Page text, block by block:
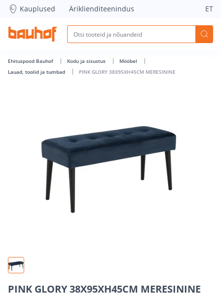
PINK GLORY 38X95XH45CM MERESININE - Bauhof has
Kauplused Äriklienditeenindus ET
Ehituspood Bauhof Kodu ja sisustus
Mööbel
Lauad, toolid ja tumbad
PINK GLORY 38X95XH45CM MERESININE
PINK GLORY 38X95XH45CM MERESININE